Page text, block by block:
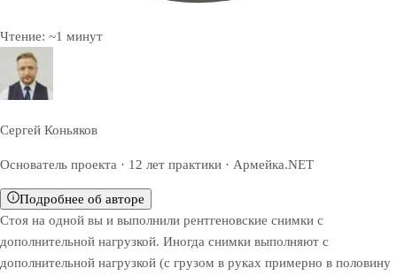
Чтение: ~1 минут
Сергей Коньяков
Основатель проекта · 12 лет практики · Армейка.NET
Подробнее об авторе
Стоя на одной вы и выполнили рентгеновские снимки с
дополнительной нагрузкой. Иногда снимки выполняют с
дополнительной нагрузкой (с грузом в руках примерно в половину